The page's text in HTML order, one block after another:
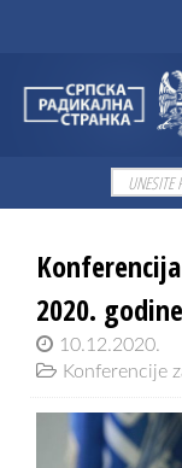
2020. godine
10.12.2020.
Konferencije